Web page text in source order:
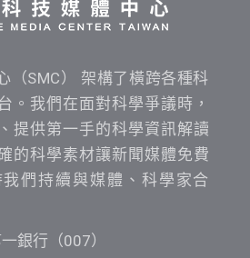
（SMC） 架構了橫跨各種科
。我們在面對科學爭議時，
提供第一手的科學資訊解讀
的科學素材讓新聞媒體免費
們持續與媒體、科學家合
銀行（007）